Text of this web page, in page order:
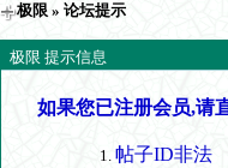
极限 » 论坛提示
极限 提示信息
如果您已注册会员,请
帖子ID非法